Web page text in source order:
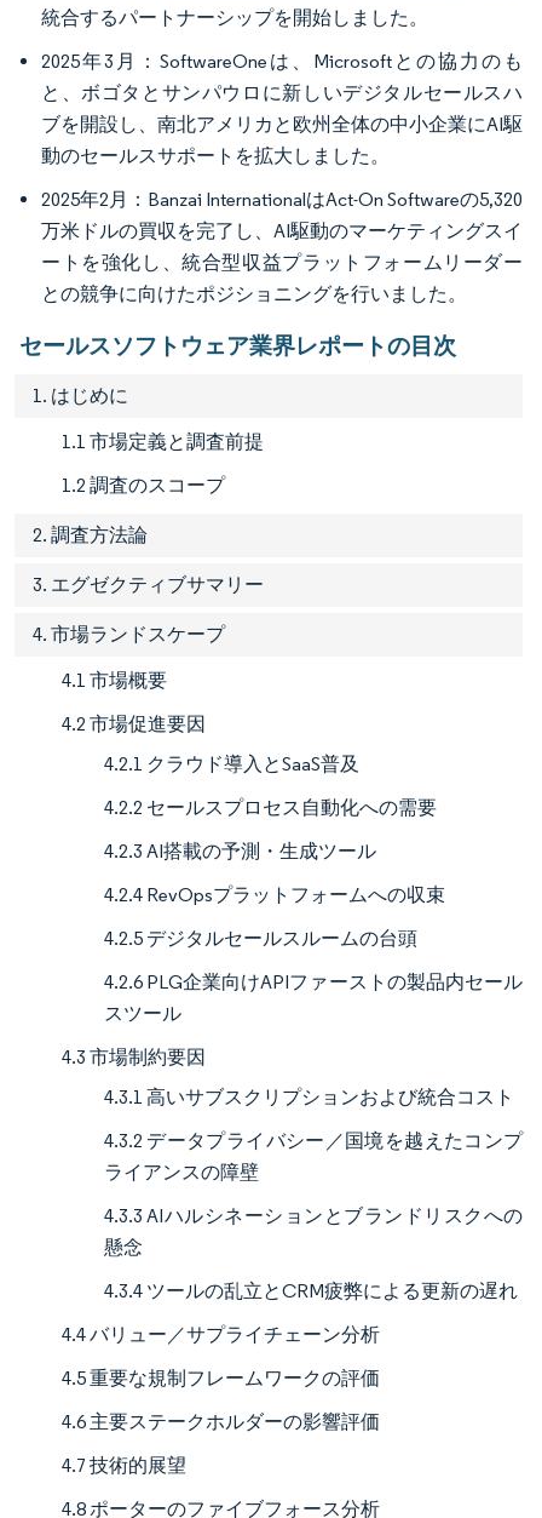
統合するパートナーシップを開始しました。
2025年3月：SoftwareOneは、Microsoftとの協力のも
と、ボゴタとサンパウロに新しいデジタルセールスハ
ブを開設し、南北アメリカと欧州全体の中小企業にAI駆
動のセールスサポートを拡大しました。
2025年2月：Banzai InternationalはAct-On Softwareの5,320
万米ドルの買収を完了し、AI駆動のマーケティングスイ
ートを強化し、統合型収益プラットフォームリーダー
との競争に向けたポジショニングを行いました。
セールスソフトウェア業界レポートの目次
1. はじめに
1.1 市場定義と調査前提
1.2 調査のスコープ
2. 調査方法論
3. エグゼクティブサマリー
4. 市場ランドスケープ
4.1 市場概要
4.2 市場促進要因
4.2.1 クラウド導入とSaaS普及
4.2.2 セールスプロセス自動化への需要
4.2.3 AI搭載の予測・生成ツール
4.2.4 RevOpsプラットフォームへの収束
4.2.5 デジタルセールスルームの台頭
4.2.6 PLG企業向けAPIファーストの製品内セール
スツール
4.3 市場制約要因
4.3.1 高いサブスクリプションおよび統合コスト
4.3.2 データプライバシー／国境を越えたコンプ
ライアンスの障壁
4.3.3 AIハルシネーションとブランドリスクへの
懸念
4.3.4 ツールの乱立とCRM疲弊による更新の遅れ
4.4 バリュー／サプライチェーン分析
4.5 重要な規制フレームワークの評価
4.6 主要ステークホルダーの影響評価
4.7 技術的展望
4.8 ポーターのファイブフォース分析